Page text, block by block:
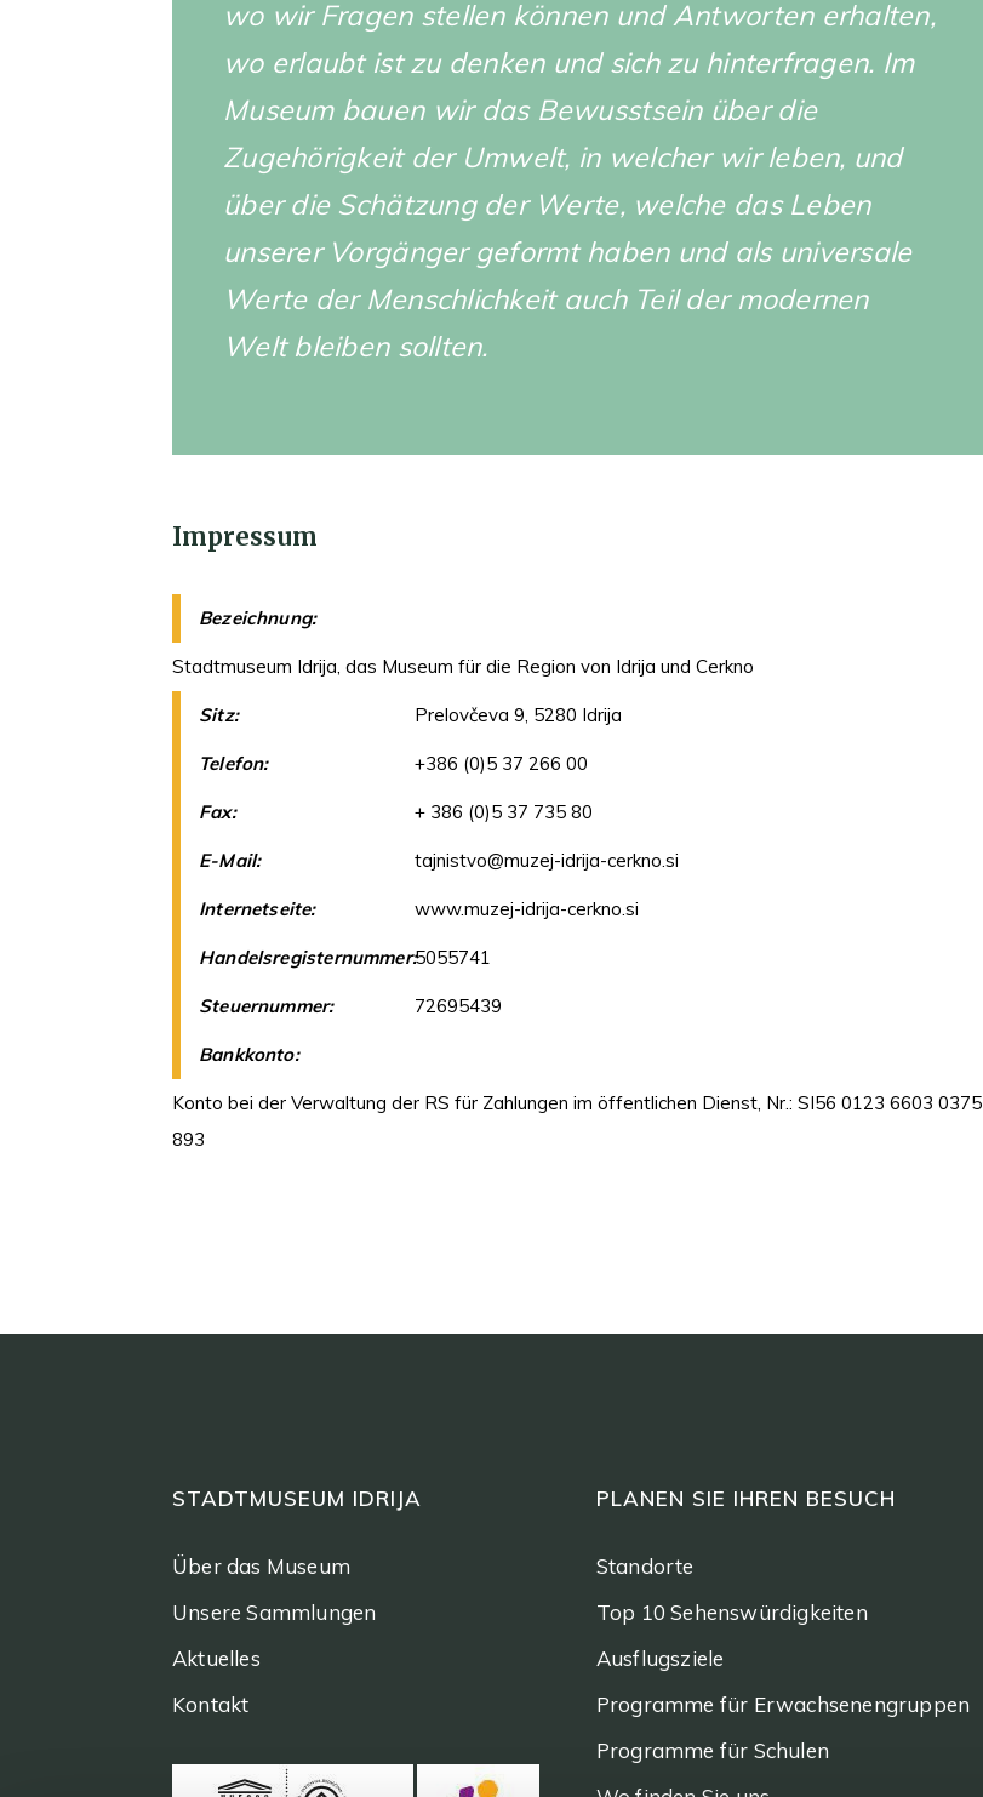
wo wir Fragen stellen können und Antworten erhalten,
wo erlaubt ist zu denken und sich zu hinterfragen. Im
Museum bauen wir das Bewusstsein über die
Zugehörigkeit der Umwelt, in welcher wir leben, und
über die Schätzung der Werte, welche das Leben
unserer Vorgänger geformt haben und als universale
Werte der Menschlichkeit auch Teil der modernen
Welt bleiben sollten.
Impressum
Bezeichnung:
Stadtmuseum Idrija, das Museum für die Region von Idrija und Cerkno
Sitz: Prelovčeva 9, 5280 Idrija
Telefon: +386 (0)5 37 266 00
Fax: + 386 (0)5 37 735 80
E-Mail: tajnistvo@muzej-idrija-cerkno.si
Internetseite: www.muzej-idrija-cerkno.si
Handelsregisternummer:5055741
Steuernummer: 72695439
Bankkonto:
Konto bei der Verwaltung der RS für Zahlungen im öffentlichen Dienst, Nr.: SI56 0123 6603 0375
893
STADTMUSEUM IDRIJA
Über das Museum
Unsere Sammlungen
Aktuelles
Kontakt
PLANEN SIE IHREN BESUCH
Standorte
Top 10 Sehenswürdigkeiten
Ausflugsziele
Programme für Erwachsenengruppen
Programme für Schulen